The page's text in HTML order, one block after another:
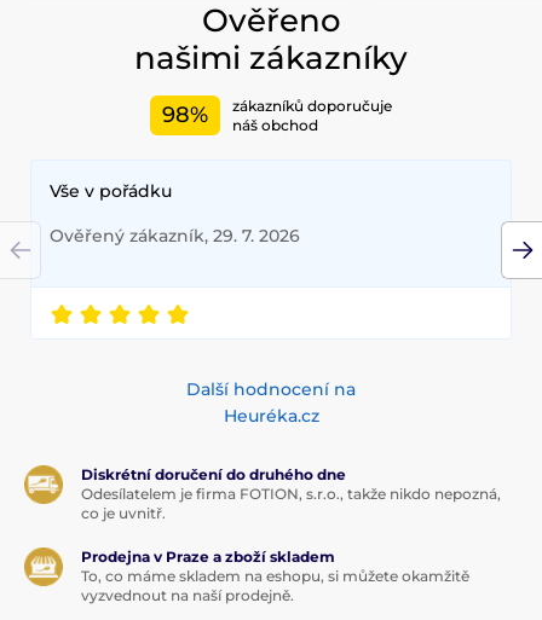
Ověřeno
našimi zákazníky
98%
zákazníků doporučuje
náš obchod
Vše v pořádku
Ověřený zákazník, 29. 7. 2026
Další hodnocení na
Heuréka.cz
Diskrétní doručení do druhého dne
Odesílatelem je firma FOTION, s.r.o., takže nikdo nepozná,
co je uvnitř.
Prodejna v Praze a zboží skladem
To, co máme skladem na eshopu, si můžete okamžitě
vyzvednout na naší prodejně.